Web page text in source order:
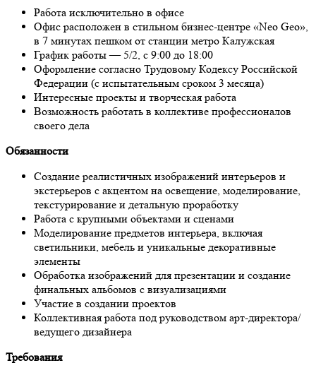
Работа исключительно в офисе
Офис расположен в стильном бизнес-центре «Neo Geo»,
в 7 минутах пешком от станции метро Калужская
График работы — 5/2, с 9:00 до 18:00
Оформление согласно Трудовому Кодексу Российской
Федерации (с испытательным сроком 3 месяца)
Интересные проекты и творческая работа
Возможность работать в коллективе профессионалов
своего дела
Обязанности
Создание реалистичных изображений интерьеров и
экстерьеров с акцентом на освещение, моделирование,
текстурирование и детальную проработку
Работа с крупными объектами и сценами
Моделирование предметов интерьера, включая
светильники, мебель и уникальные декоративные
элементы
Обработка изображений для презентации и создание
финальных альбомов с визуализациями
Участие в создании проектов
Коллективная работа под руководством арт-директора/
ведущего дизайнера
Требования